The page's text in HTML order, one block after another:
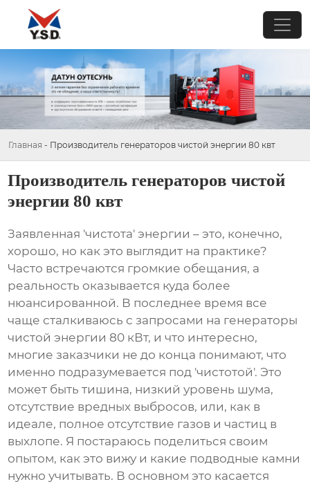
Главная - Производитель генераторов чистой энергии 80 квт
Производитель генераторов чистой
энергии 80 квт
Заявленная 'чистота' энергии – это, конечно,
хорошо, но как это выглядит на практике?
Часто встречаются громкие обещания, а
реальность оказывается куда более
нюансированной. В последнее время все
чаще сталкиваюсь с запросами на генераторы
чистой энергии 80 кВт, и что интересно,
многие заказчики не до конца понимают, что
именно подразумевается под 'чистотой'. Это
может быть тишина, низкий уровень шума,
отсутствие вредных выбросов, или, как в
идеале, полное отсутствие газов и частиц в
выхлопе. Я постараюсь поделиться своим
опытом, как это вижу и какие подводные камни
нужно учитывать. В основном это касается